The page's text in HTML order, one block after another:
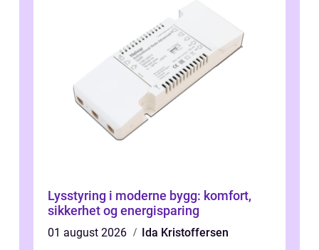
Lysstyring i moderne bygg: komfort,
sikkerhet og energisparing
01 august 2026
Ida Kristoffersen